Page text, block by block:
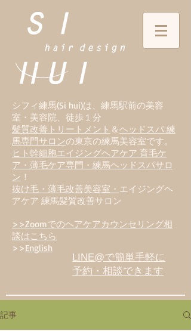
シフィ練馬(Si hui)は、 練馬駅前の美容
室・美容院、徒歩１分
髪質改善トリートメント ＆ヘッドスパ 練
馬専門サロンの東京の練馬美容室です。
ヒト幹細胞エイジングヘアケア 育毛ケ
ア・薄毛ケア専門・練馬ヘッドスパサロ
ン ！
抜け毛・薄毛改善美容室・ エイジングヘ
アケア 練馬髪質改善サロン
>>Zoomでのヘアケアカウンセリング相
談はこちら
>>English
LINE@で簡単手軽に
予約・相談できます
記事